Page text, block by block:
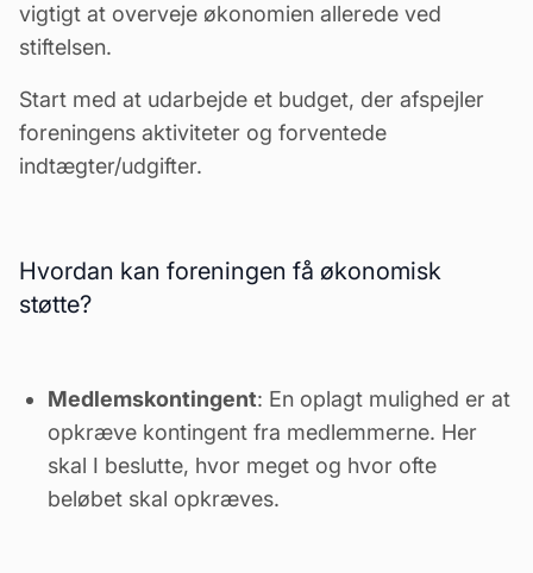
vigtigt at overveje økonomien allerede ved
stiftelsen.
Start med at udarbejde et budget, der afspejler
foreningens aktiviteter og forventede
indtægter/udgifter.
Hvordan kan foreningen få økonomisk
støtte?
Medlemskontingent: En oplagt mulighed er at
opkræve kontingent fra medlemmerne. Her
skal I beslutte, hvor meget og hvor ofte
beløbet skal opkræves.